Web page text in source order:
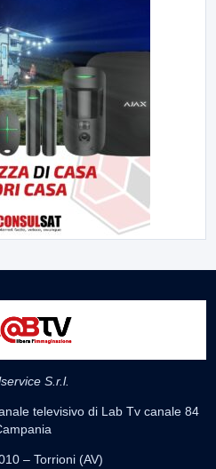
S.r.l.
televisivo di Lab Tv canale 84
– Torrioni (AV)